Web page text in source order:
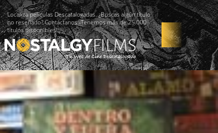
Localiza películas Descatalogadas. ¿Buscas algún título
no reseñado? Contáctanos -Tenemos más de 25.000
títulos disponibles!